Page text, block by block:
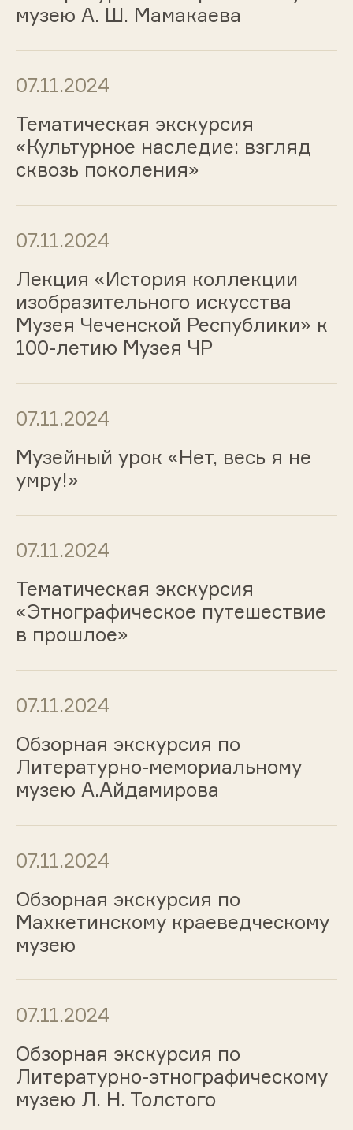
музею А. Ш. Мамакаева
07.11.2024
Тематическая экскурсия
«Культурное наследие: взгляд
сквозь поколения»
07.11.2024
Лекция «История коллекции
изобразительного искусства
Музея Чеченской Республики» к
100-летию Музея ЧР
07.11.2024
Музейный урок «Нет, весь я не
умру!»
07.11.2024
Тематическая экскурсия
«Этнографическое путешествие
в прошлое»
07.11.2024
Обзорная экскурсия по
Литературно-мемориальному
музею А.Айдамирова
07.11.2024
Обзорная экскурсия по
Махкетинскому краеведческому
музею
07.11.2024
Обзорная экскурсия по
Литературно-этнографическому
музею Л. Н. Толстого